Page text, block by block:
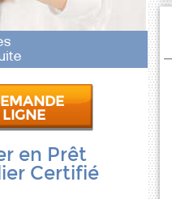
en Prêt
Certifié